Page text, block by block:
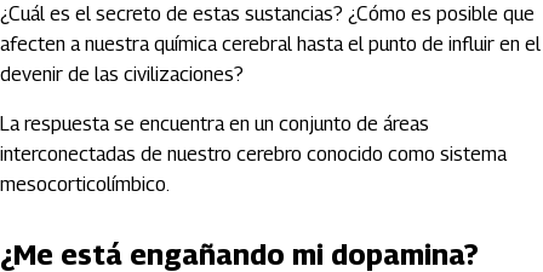
¿Cuál es el secreto de estas sustancias? ¿Cómo es posible que
afecten a nuestra química cerebral hasta el punto de influir en el
devenir de las civilizaciones?
La respuesta se encuentra en un conjunto de áreas
interconectadas de nuestro cerebro conocido como sistema
mesocorticolímbico.
¿Me está engañando mi dopamina?